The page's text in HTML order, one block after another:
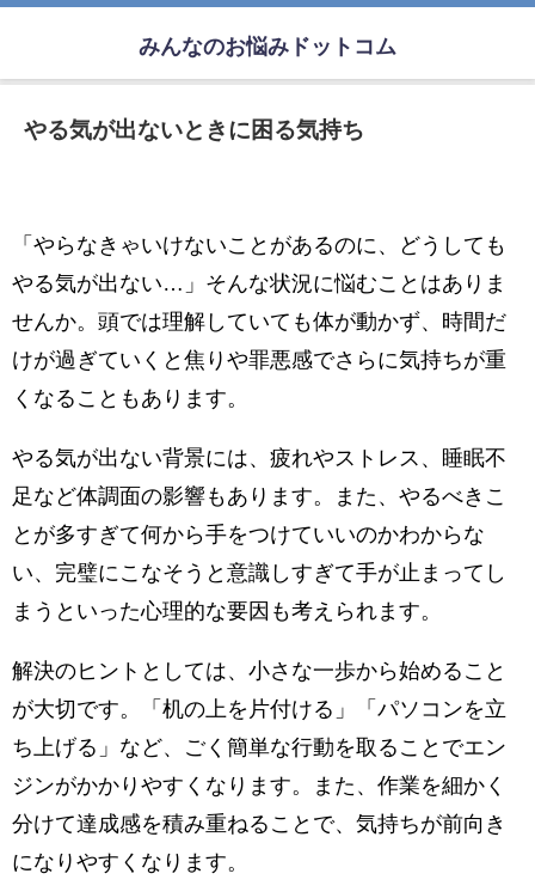
みんなのお悩みドットコム
やる気が出ないときに困る気持ち
「やらなきゃいけないことがあるのに、どうしても
やる気が出ない…」そんな状況に悩むことはありま
せんか。頭では理解していても体が動かず、時間だ
けが過ぎていくと焦りや罪悪感でさらに気持ちが重
くなることもあります。
やる気が出ない背景には、疲れやストレス、睡眠不
足など体調面の影響もあります。また、やるべきこ
とが多すぎて何から手をつけていいのかわからな
い、完璧にこなそうと意識しすぎて手が止まってし
まうといった心理的な要因も考えられます。
解決のヒントとしては、小さな一歩から始めること
が大切です。「机の上を片付ける」「パソコンを立
ち上げる」など、ごく簡単な行動を取ることでエン
ジンがかかりやすくなります。また、作業を細かく
分けて達成感を積み重ねることで、気持ちが前向き
になりやすくなります。